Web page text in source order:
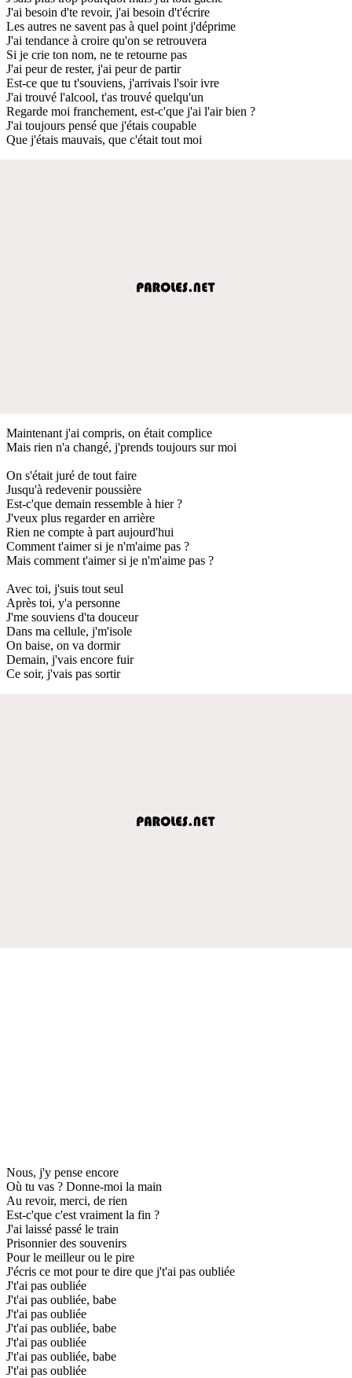
J'ai besoin d'te revoir, j'ai besoin d't'écrire
Les autres ne savent pas à quel point j'déprime
J'ai tendance à croire qu'on se retrouvera
Si je crie ton nom, ne te retourne pas
J'ai peur de rester, j'ai peur de partir
Est-ce que tu t'souviens, j'arrivais l'soir ivre
J'ai trouvé l'alcool, t'as trouvé quelqu'un
Regarde moi franchement, est-c'que j'ai l'air bien ?
J'ai toujours pensé que j'étais coupable
Que j'étais mauvais, que c'était tout moi
Maintenant j'ai compris, on était complice
Mais rien n'a changé, j'prends toujours sur moi
On s'était juré de tout faire
Jusqu'à redevenir poussière
Est-c'que demain ressemble à hier ?
J'veux plus regarder en arrière
Rien ne compte à part aujourd'hui
Comment t'aimer si je n'm'aime pas ?
Mais comment t'aimer si je n'm'aime pas ?
Avec toi, j'suis tout seul
Après toi, y'a personne
J'me souviens d'ta douceur
Dans ma cellule, j'm'isole
On baise, on va dormir
Demain, j'vais encore fuir
Ce soir, j'vais pas sortir
Nous, j'y pense encore
Où tu vas ? Donne-moi la main
Au revoir, merci, de rien
Est-c'que c'est vraiment la fin ?
J'ai laissé passé le train
Prisonnier des souvenirs
Pour le meilleur ou le pire
J'écris ce mot pour te dire que j't'ai pas oubliée
J't'ai pas oubliée
J't'ai pas oubliée, babe
J't'ai pas oubliée
J't'ai pas oubliée, babe
J't'ai pas oubliée
J't'ai pas oubliée, babe
J't'ai pas oubliée